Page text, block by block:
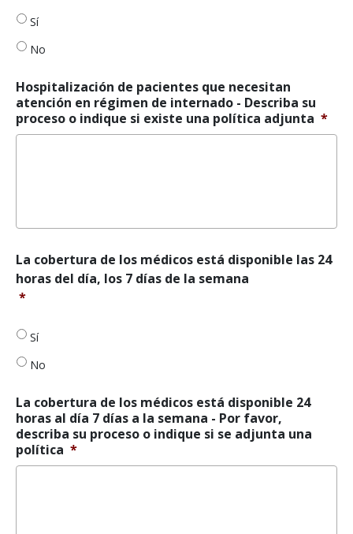
cuidados
en
régimen
internado *
Sí
No
Hospitalización de pacientes que necesitan
atención en régimen de internado - Describa su
proceso o indique si existe una política adjunta *
La
cobertura
de
está
disponible
24
al
día
7
días
a
La cobertura de los médicos está disponible las 24
horas del día, los 7 días de la semana
*
Sí
No
La cobertura de los médicos está disponible 24
horas al día 7 días a la semana - Por favor,
describa su proceso o indique si se adjunta una
política *